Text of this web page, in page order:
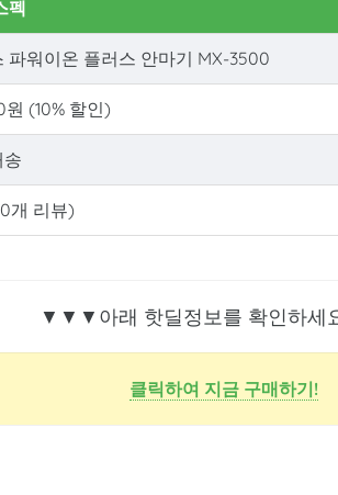
펙
파워이온 플러스 안마기 MX-3500
(10% 할인)
송
개 리뷰)
▼▼▼아래 핫딜정보를 확인하
클릭하여 지금 구매하기!